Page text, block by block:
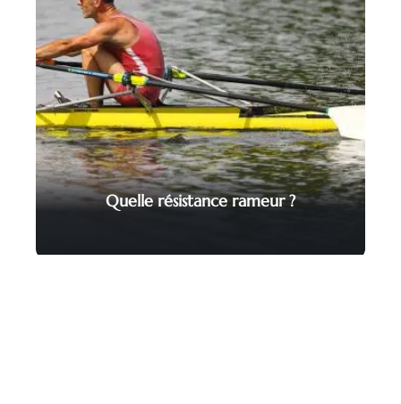
Quelle résistance rameur ?